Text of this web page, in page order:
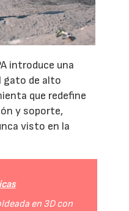
introduce una
gato de alto
que redefine
y soporte,
visto en la
en 3D con